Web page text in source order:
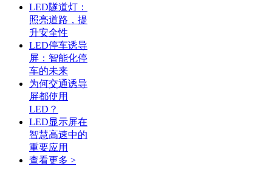
LED隧道灯：
照亮道路，提
升安全性
LED停车诱导
屏：智能化停
车的未来
为何交通诱导
屏都使用
LED？
LED显示屏在
智慧高速中的
重要应用
查看更多 >